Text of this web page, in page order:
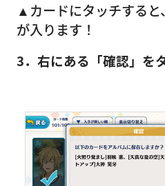
▲カードにタッチすると
が入ります！
3．右にある「確認」を